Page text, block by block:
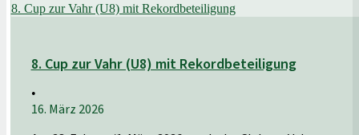
8. Cup zur Vahr (U8) mit Rekordbeteiligung
8. Cup zur Vahr (U8) mit Rekordbeteiligung
•
16. März 2026